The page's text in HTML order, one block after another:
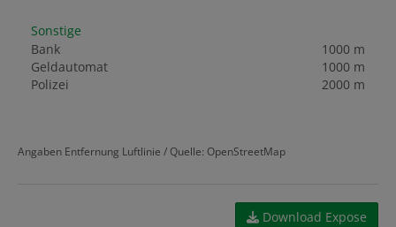
Sonstige
Bank
1000 m
Geldautomat
1000 m
Polizei
2000 m
Angaben Entfernung Luftlinie / Quelle: OpenStreetMap
Download Expose